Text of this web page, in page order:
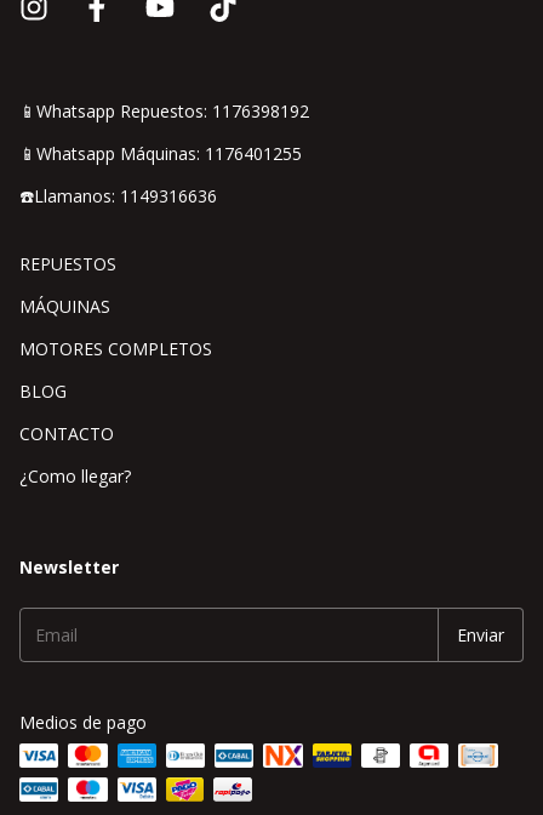
📱Whatsapp Repuestos: 1176398192
📱Whatsapp Máquinas: 1176401255
☎️Llamanos: 1149316636
REPUESTOS
MÁQUINAS
MOTORES COMPLETOS
BLOG
CONTACTO
¿Como llegar?
Newsletter
Medios de pago